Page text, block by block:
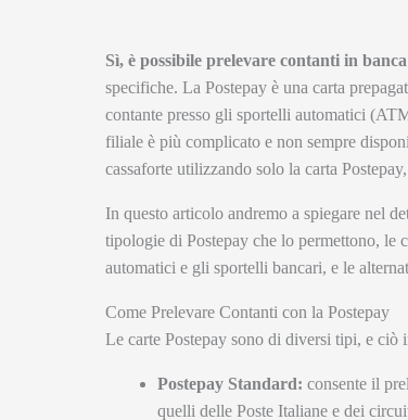
Sì, è possibile prelevare contanti in
specifiche. La Postepay è una carta
contante presso gli sportelli automatici
filiale è più complicato e non sempre
cassaforte utilizzando solo la carta
In questo articolo andremo a spiegare nel
tipologie di Postepay che lo permettono, le
automatici e gli sportelli bancari, e le
Come Prelevare Contanti con la Postepay
Le carte Postepay sono di diversi tipi, e
Postepay Standard: consente il
quelli delle Poste Italiane e dei